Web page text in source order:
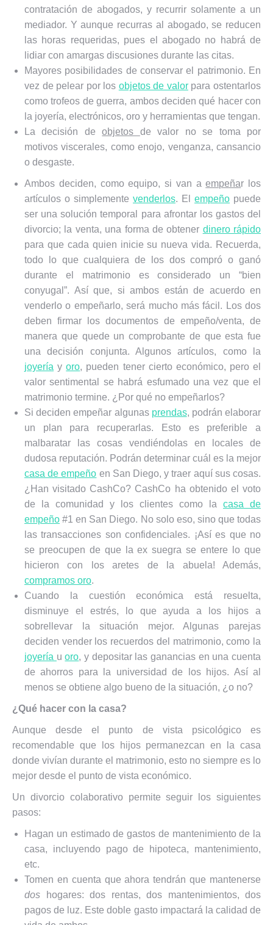
contratación de abogados, y recurrir solamente a un
mediador. Y aunque recurras al abogado, se reducen
las horas requeridas, pues el abogado no habrá de
lidiar con amargas discusiones durante las citas.
Mayores posibilidades de conservar el patrimonio. En
vez de pelear por los objetos de valorpara ostentarlos
como trofeos de guerra, ambos deciden qué hacer con
la joyería, electrónicos, oro y herramientas que tengan.
La decisión deobjetos de valor no se toma por
motivos viscerales, como enojo, venganza, cansancio
o desgaste.
Ambos deciden, como equipo, si van aempeñar los
artículos o simplemente venderlos. El empeño puede
ser una solución temporal para afrontar los gastos del
divorcio; la venta, una forma de obtener dinero rápido
para que cada quien inicie su nueva vida. Recuerda,
todo lo que cualquiera de los dos compró o ganó
durante el matrimonio es considerado un “bien
conyugal”. Así que, si ambos están de acuerdo en
venderlo o empeñarlo, será mucho más fácil. Los dos
deben firmar los documentos de empeño/venta, de
manera que quede un comprobante de que esta fue
una decisión conjunta. Algunos artículos, como la
joyería yoro, pueden tener cierto económico, pero el
valor sentimental se habrá esfumado una vez que el
matrimonio termine. ¿Por qué no empeñarlos?
Si deciden empeñar algunas prendas, podrán elaborar
un plan para recuperarlas. Esto es preferible a
malbaratar las cosas vendiéndolas en locales de
dudosa reputación. Podrán determinar cuál es la mejor
casa de empeño en San Diego, y traer aquí sus cosas.
¿Han visitado CashCo? CashCo ha obtenido el voto
de la comunidad y los clientes como la casa de
empeño #1 en San Diego. No solo eso, sino que todas
las transacciones son confidenciales. ¡Así es que no
se preocupen de que la ex suegra se entere lo que
hicieron con los aretes de la abuela! Además,
compramos oro.
Cuando la cuestión económica está resuelta,
disminuye el estrés, lo que ayuda a los hijos a
sobrellevar la situación mejor. Algunas parejas
deciden vender los recuerdos del matrimonio, como la
joyería uoro, y depositar las ganancias en una cuenta
de ahorros para la universidad de los hijos. Así al
menos se obtiene algo bueno de la situación, ¿o no?
¿Qué hacer con la casa?
Aunque desde el punto de vista psicológico es
recomendable que los hijos permanezcan en la casa
donde vivían durante el matrimonio, esto no siempre es lo
mejor desde el punto de vista económico.
Un divorcio colaborativo permite seguir los siguientes
pasos:
Hagan un estimado de gastos de mantenimiento de la
casa, incluyendo pago de hipoteca, mantenimiento,
etc.
Tomen en cuenta que ahora tendrán que mantenerse
dos hogares: dos rentas, dos mantenimientos, dos
pagos de luz. Este doble gasto impactará la calidad de